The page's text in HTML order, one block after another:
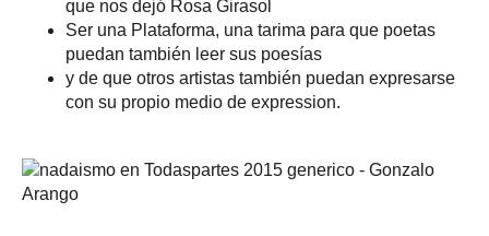
que nos dejó Rosa Girasol
Ser una Plataforma, una tarima para que poetas
puedan también leer sus poesías
y de que otros artistas también puedan expresarse
con su propio medio de expression.